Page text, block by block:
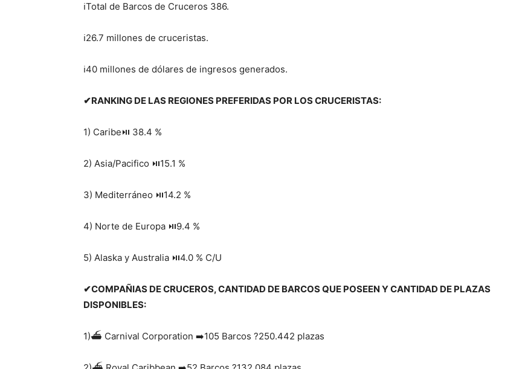
ℹTotal de Barcos de Cruceros 386.
ℹ26.7 millones de cruceristas.
ℹ40 millones de dólares de ingresos generados.
✔RANKING DE LAS REGIONES PREFERIDAS POR LOS CRUCERISTAS:
1) Caribe⏯ 38.4 %
2) Asia/Pacifico ⏯15.1 %
3) Mediterráneo ⏯14.2 %
4) Norte de Europa ⏯9.4 %
5) Alaska y Australia ⏯4.0 % C/U
✔COMPAÑIAS DE CRUCEROS, CANTIDAD DE BARCOS QUE POSEEN Y CANTIDAD DE PLAZAS
DISPONIBLES:
1)⛴ Carnival Corporation ➡️105 Barcos ?250.442 plazas